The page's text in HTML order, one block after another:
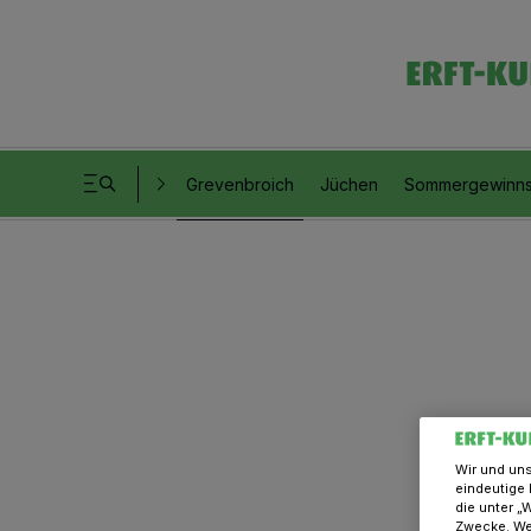
Grevenbroich Jüchen
Wir und
eindeutige
die unter
Zwecke.